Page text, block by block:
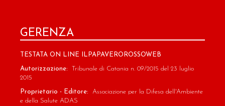
GERENZA
TESTATA ON LINE ILPAPAVEROROSSOWEB
Autorizzazione: Tribunale di Catania n. 09/2015 del 23 luglio
2015
Proprietario - Editore: Associazione per la Difesa dell'Ambiente
e della Salute ADAS